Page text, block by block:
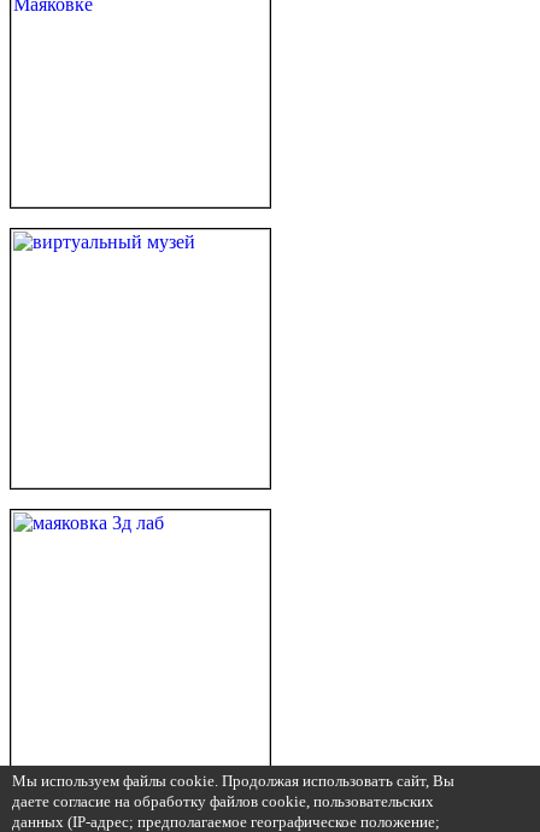
Мы используем файлы cookie. Продолжая использовать сайт, Вы
даете согласие на обработку файлов cookie, пользовательских
данных (IP-адрес; предполагаемое географическое положение;